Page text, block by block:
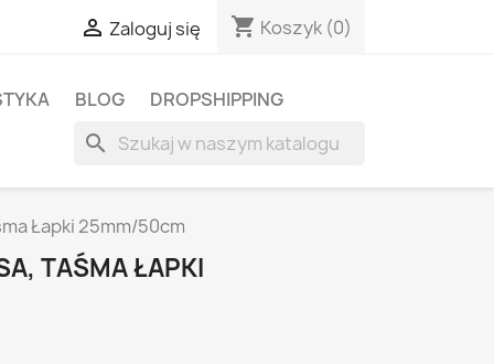
 Zaloguj się shopping_cart Koszyk (0)
BLOG DROPSHIPPING
search
Łapki 25mm/50cm
TAŚMA ŁAPKI